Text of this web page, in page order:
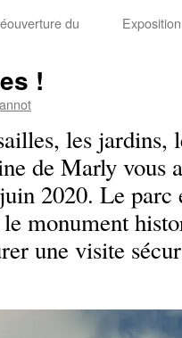
du
!
les jardins,
de Marly vous
2020. Le parc
monument
une visite